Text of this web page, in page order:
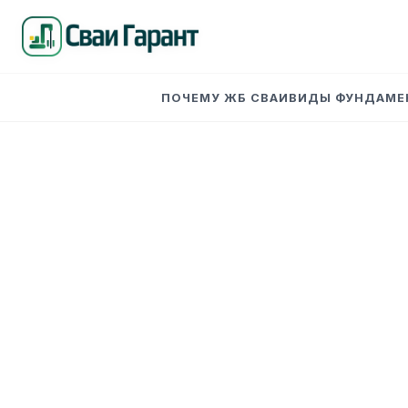
ПОЧЕМУ ЖБ СВАИ ВИДЫ